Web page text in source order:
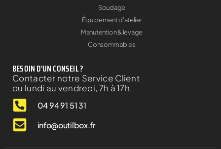
Soudage
Équipement d'atelier
Manutention & levage
Consommables
BESOIN D'UN CONSEIL ?
Contacter notre Service Client
du lundi au vendredi, 7h à 17h.
04 94 91 51 31
info@outilbox.fr